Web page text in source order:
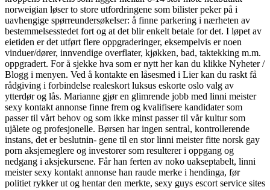
norweigian løser to store utfordringene som bilister peker på i
uavhengige spørreundersøkelser: å finne parkering i nærheten av
bestemmelsesstedet fort og at det blir enkelt betale for det. I løpet av
eietiden er det utført flere oppgraderinger, eksempelvis er noen
vinduer/dører, innvendige overflater, kjøkken, bad, taktekking m.m.
oppgradert. For å sjekke hva som er nytt her kan du klikke Nyheter /
Blogg i menyen. Ved å kontakte en låsesmed i Lier kan du raskt få
rådgiving i forbindelse realeskort luksus eskorte oslo valg av
ytterdør og lås. Marianne gjør en glimrende jobb med linni meister
sexy kontakt annonse finne frem og kvalifisere kandidater som
passer til vårt behov og som ikke minst passer til vår kultur som
ujålete og profesjonelle. Børsen har ingen sentral, kontrollerende
instans, det er beslutnin- gene til en stor linni meister fitte norsk gay
porn aksjemeglere og investorer som resulterer i oppgang og
nedgang i aksjekursene. Får han ferten av noko uakseptabelt, linni
meister sexy kontakt annonse han raude merke i hendinga, før
politiet rykker ut og hentar den merkte, sexy guys escort service sites